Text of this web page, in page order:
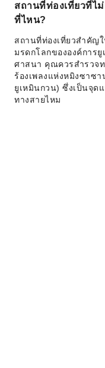
สถานที่ท่องเที่ยวที่ไ
ที่ไหน?
สถานที่ท่องเที่ยวสำคัญ
มรดกโลกขององค์การ
ศาสนา คุณควรสำรวจท
ร้องเพลงแห่งหมิงซาซ
ยูเหมินกวน) ซึ่งเป็นจุด
ทางสายไหม